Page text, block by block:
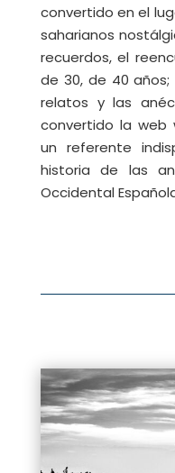
convertido en el
saharianos
recuerdos, el
de 30, de 40
relatos y las
convertido la web
un referente
historia de las
Occidental